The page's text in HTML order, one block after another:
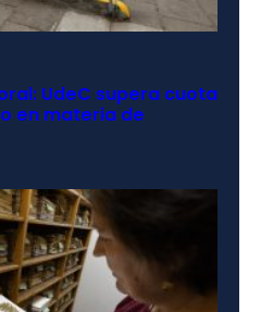
UdeC supera cuota
en materia de